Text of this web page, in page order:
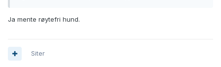
Ja mente røytefri hund.
Siter